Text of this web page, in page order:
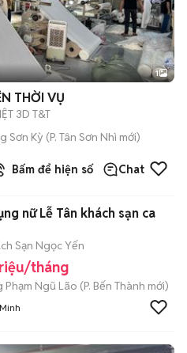
1
THỜI VỤ
3D T&T
Sơn Kỳ (P. Tân Sơn Nhì mới)
Bấm để hiện số Chat
nữ Lễ Tân khách sạn ca
Sạn Ngọc Yến
tháng
Phạm Ngũ Lão (P. Bến Thành mới)